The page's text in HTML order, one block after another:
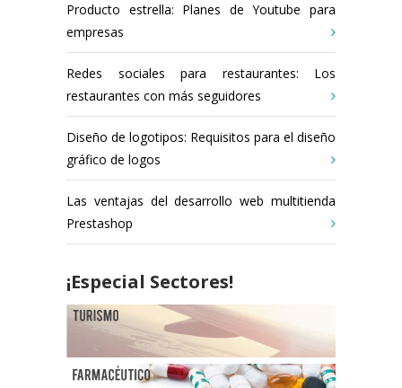
Producto estrella: Planes de Youtube para
empresas
Redes sociales para restaurantes: Los
restaurantes con más seguidores
Diseño de logotipos: Requisitos para el diseño
gráfico de logos
Las ventajas del desarrollo web multitienda
Prestashop
¡Especial Sectores!